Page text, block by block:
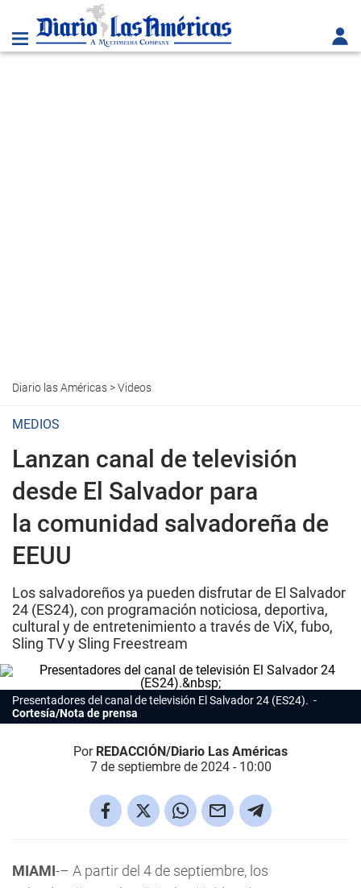
Diario las Américas>Videos
MEDIOS
Lanzan canal de televisión
desde El Salvador para
la comunidad salvadoreña de
EEUU
Los salvadoreños ya pueden disfrutar de El Salvador
24 (ES24), con programación noticiosa, deportiva,
cultural y de entretenimiento a través de ViX, fubo,
Sling TV y Sling Freestream
Presentadores del canal de televisión El Salvador 24 (ES24).
Cortesía/Nota de prensa
Por REDACCIÓN/Diario Las Américas
7 de septiembre de 2024 - 10:00
MIAMI-– A partir del 4 de septiembre, los